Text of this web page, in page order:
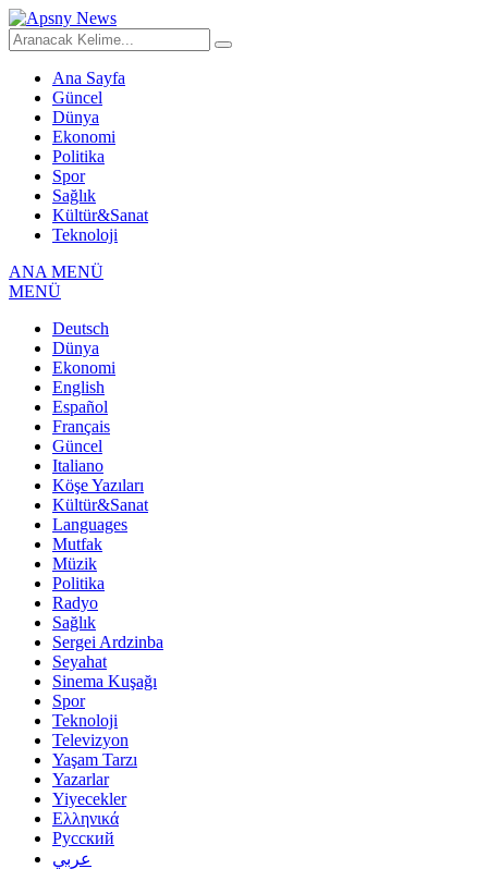
Ana Sayfa
Güncel
Dünya
Ekonomi
Politika
Spor
Sağlık
Kültür&Sanat
Teknoloji
ANA MENÜ
MENÜ
Deutsch
Dünya
Ekonomi
English
Español
Français
Güncel
Italiano
Köşe Yazıları
Kültür&Sanat
Languages
Mutfak
Müzik
Politika
Radyo
Sağlık
Sergei Ardzinba
Seyahat
Sinema Kuşağı
Spor
Teknoloji
Televizyon
Yaşam Tarzı
Yazarlar
Yiyecekler
Ελληνικά
Русский
عربي